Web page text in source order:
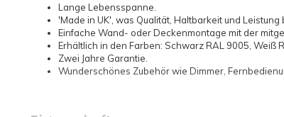
Lange Lebensspanne.
'Made in UK', was Qualität, Haltbarkeit und Leistung
Einfache Wand- oder Deckenmontage mit der
Erhältlich in den Farben: Schwarz RAL 9005, Weiß
Zwei Jahre Garantie.
Wunderschönes Zubehör wie Dimmer,